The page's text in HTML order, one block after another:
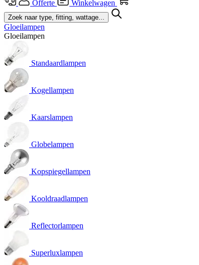
Offerte Winkelwagen
Gloeilampen
Gloeilampen
Standaardlampen
Kogellampen
Kaarslampen
Globelampen
Kopspiegellampen
Kooldraadlampen
Reflectorlampen
Superluxlampen